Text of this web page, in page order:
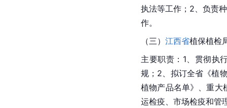
执法等工作；2、负责
作。
（三） 江西省植保植检
主要职责：1、贯彻执
规；2、拟订全省《植
植物产品名单》、重大
运检疫、市场检疫和管